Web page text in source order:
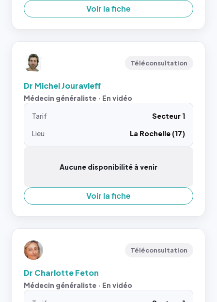
Voir la fiche
Téléconsultation
Dr Michel Jouravleff
Médecin généraliste · En vidéo
Tarif
Secteur 1
Lieu
La Rochelle (17)
Aucune disponibilité à venir
Voir la fiche
Téléconsultation
Dr Charlotte Feton
Médecin généraliste · En vidéo